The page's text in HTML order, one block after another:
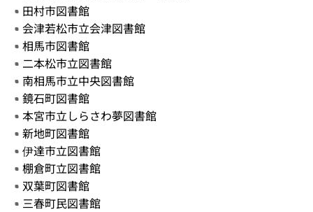
田村市図書館
会津若松市立会津図書館
相馬市図書館
二本松市立図書館
南相馬市立中央図書館
鏡石町図書館
本宮市立しらさわ夢図書館
新地町図書館
伊達市立図書館
棚倉町立図書館
双葉町図書館
三春町民図書館